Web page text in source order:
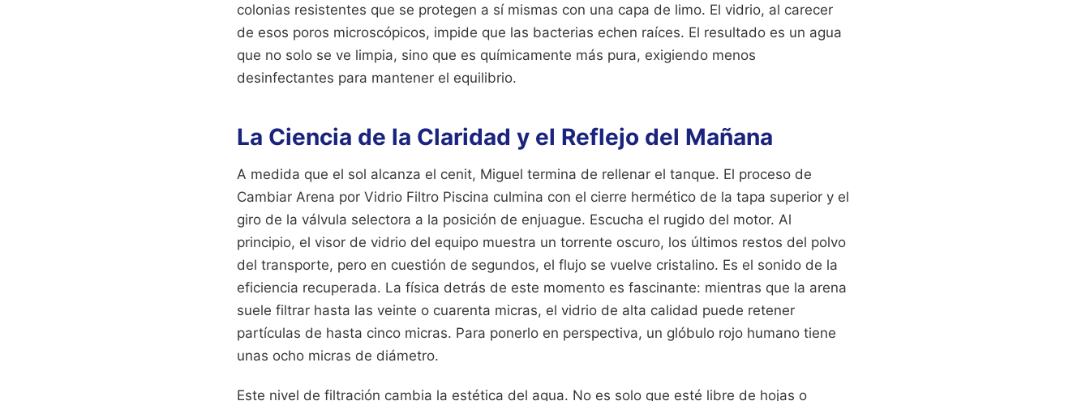
colonias resistentes que se protegen a sí mismas con una capa de limo. El vidrio, al carecer
de esos poros microscópicos, impide que las bacterias echen raíces. El resultado es un agua
que no solo se ve limpia, sino que es químicamente más pura, exigiendo menos
desinfectantes para mantener el equilibrio.
La Ciencia de la Claridad y el Reflejo del Mañana
A medida que el sol alcanza el cenit, Miguel termina de rellenar el tanque. El proceso de
Cambiar Arena por Vidrio Filtro Piscina culmina con el cierre hermético de la tapa superior y el
giro de la válvula selectora a la posición de enjuague. Escucha el rugido del motor. Al
principio, el visor de vidrio del equipo muestra un torrente oscuro, los últimos restos del polvo
del transporte, pero en cuestión de segundos, el flujo se vuelve cristalino. Es el sonido de la
eficiencia recuperada. La física detrás de este momento es fascinante: mientras que la arena
suele filtrar hasta las veinte o cuarenta micras, el vidrio de alta calidad puede retener
partículas de hasta cinco micras. Para ponerlo en perspectiva, un glóbulo rojo humano tiene
unas ocho micras de diámetro.
Este nivel de filtración cambia la estética del agua. No es solo que esté libre de hojas o